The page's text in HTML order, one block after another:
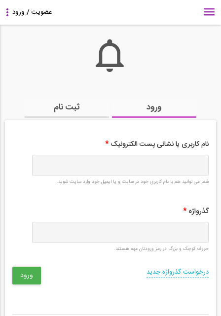
ورود ثبت نام
نام کاربری یا نشانی پست الکترونیک *
شما می توانید هم با نام کاربری خود در سایت و یا ایمیل خود وارد سایت شوید.
گذرواژه *
حروف کوچک و بزرگ در رمز ورودتان مهم هستند.
درخواست گذرواژه جدید